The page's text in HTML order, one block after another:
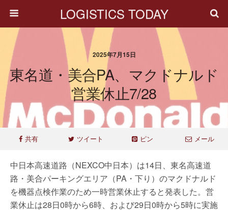
LOGISTICS TODAY
2025年7月15日
東名道・美合PA、マクドナルド
営業休止7/28
共有 ツイート ピン メール
中日本高速道路（NEXCO中日本）は14日、東名高速道
路・美合パーキングエリア（PA・下り）のマクドナルド
を機器点検作業のため一時営業休止すると発表した。営
業休止は28日0時から6時、および29日0時から5時に実施